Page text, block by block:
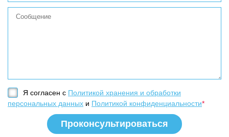
Я согласен с Политикой хранения и обработки
персональных данных и Политикой конфиденциальности*